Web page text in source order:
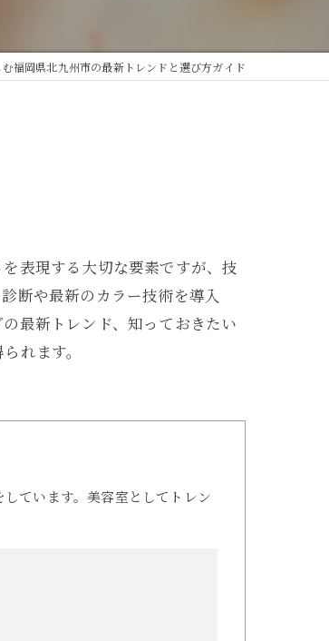
福岡県北九州市の最新トレンドと選び方ガイド
表現する大切な要素ですが、技
断や最新のカラー技術を導入
最新トレンド、知っておきたい
れます。
ています。美容室としてトレン